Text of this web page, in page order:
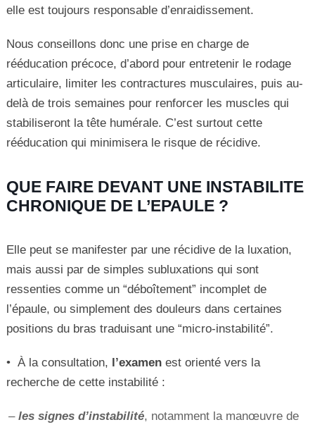
elle est toujours responsable d’enraidissement.
Nous conseillons donc une prise en charge de
rééducation précoce, d’abord pour entretenir le rodage
articulaire, limiter les contractures musculaires, puis au-
delà de trois semaines pour renforcer les muscles qui
stabiliseront la tête humérale. C’est surtout cette
rééducation qui minimisera le risque de récidive.
QUE FAIRE DEVANT UNE INSTABILITE
CHRONIQUE DE L’EPAULE ?
Elle peut se manifester par une récidive de la luxation,
mais aussi par de simples subluxations qui sont
ressenties comme un “déboîtement” incomplet de
l’épaule, ou simplement des douleurs dans certaines
positions du bras traduisant une “micro-instabilité”.
• À la consultation, l’examen est orienté vers la
recherche de cette instabilité :
–les signes d’instabilité, notamment la manœuvre de